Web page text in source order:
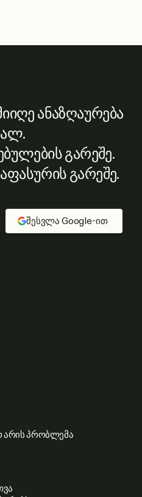
ანაზღაურება
გარეშე.
გარეშე.
შესვლა Google-ით
არის პრობლემა